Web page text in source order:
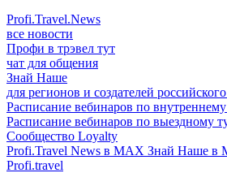
Profi.Travel.News
все новости
Профи в трэвел тут
чат для общения
Знай Наше
для регионов и создателей
Расписание вебинаров по
Расписание вебинаров по выездному
Сообщество Loyalty
Profi.Travel News в MAX Знай Наше в
Profi.travel